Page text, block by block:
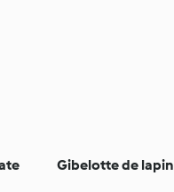
Gibelotte de lapin